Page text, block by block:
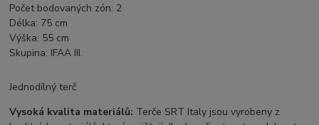
Počet bodovaných zón: 2
Délka: 75 cm
Výška: 55 cm
Skupina: IFAA III.
Jednodílný terč
Vysoká kvalita materiálů: Terče SRT Italy jsou vyrobeny z